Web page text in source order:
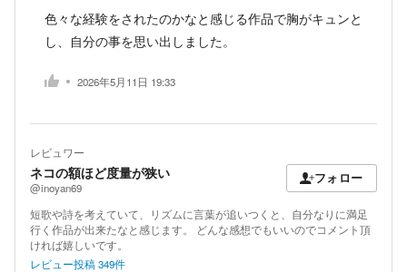
色々な経験をされたのかなと感じる作品で胸がキュンと
し、自分の事を思い出しました。
2026年5月11日 19:33
レビュワー
ネコの額ほど度量が狭い
@inoyan69
フォロー
短歌や詩を考えていて、リズムに言葉が追いつくと、自分なりに満足
行く作品が出来たなと感じます。 どんな感想でもいいのでコメント頂
ければ嬉しいです。
レビュー投稿349件